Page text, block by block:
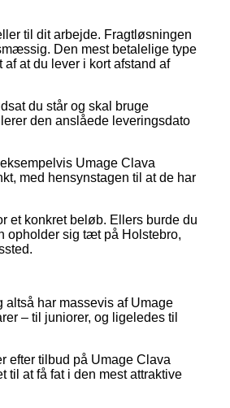
til dit arbejde. Fragtløsningen
Den mest betalelige type
at du lever i kort afstand af
du står og skal bruge
den anslåede leveringsdato
Umage Clava
med hensynstagen til at de har
et konkret beløb. Ellers burde du
opholder sig tæt på Holstebro,
altså har massevis af Umage
– til juniorer, og ligeledes til
efter tilbud på Umage Clava
til at få fat i den mest attraktive